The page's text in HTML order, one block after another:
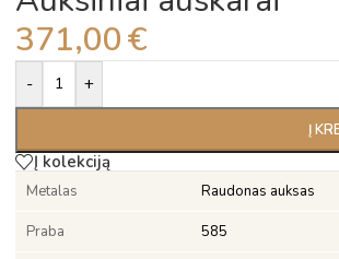
371,00€
- +
Į
Alternative:
Į kolekciją
Metalas Raudonas auksas
Praba 585